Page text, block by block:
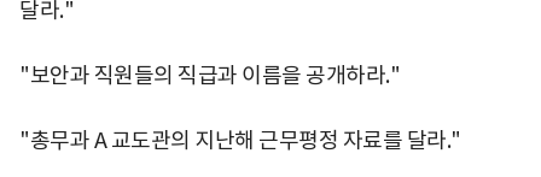
달라."
"보안과 직원들의 직급과 이름을 공개하라."
"총무과 A 교도관의 지난해 근무평정 자료를 달라."